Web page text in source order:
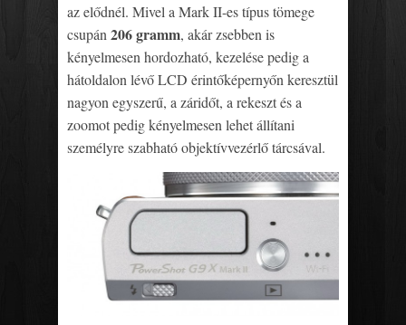
az elődnél. Mivel a Mark II-es típus tömege
csupán 206 gramm, akár zsebben is
kényelmesen hordozható, kezelése pedig a
hátoldalon lévő LCD érintőképernyőn keresztül
nagyon egyszerű, a záridőt, a rekeszt és a
zoomot pedig kényelmesen lehet állítani
személyre szabható objektívvezérlő tárcsával.